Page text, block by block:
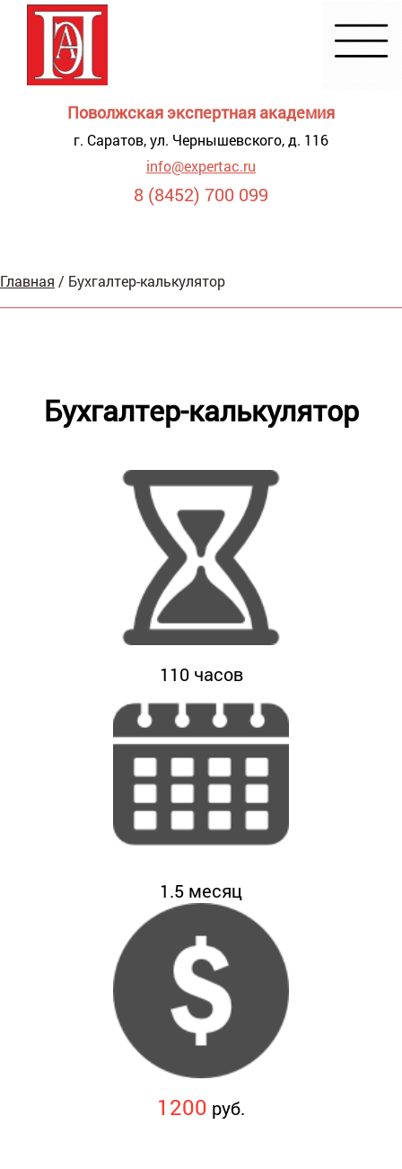
Поволжская экспертная академия
г. Саратов, ул. Чернышевского, д. 116
info@expertac.ru
8 (8452) 700 099
для
Главная / Бухгалтер-калькулятор
Бухгалтер-калькулятор
110 часов
1.5 месяц
1200 руб.